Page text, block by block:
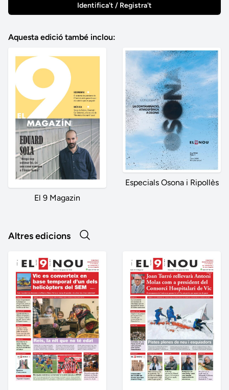
Identifica't / Registra't
Aquesta edició també inclou:
El 9 Magazin
Especials Osona i Ripollès
Altres edicions